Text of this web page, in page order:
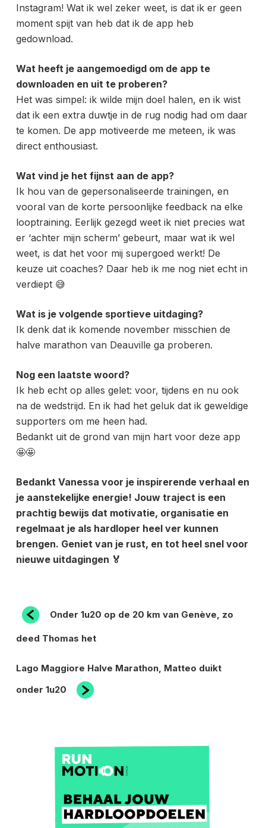
Instagram! Wat ik wel zeker weet, is dat ik er geen
moment spijt van heb dat ik de app heb
gedownload.
Wat heeft je aangemoedigd om de app te
downloaden en uit te proberen?
Het was simpel: ik wilde mijn doel halen, en ik wist
dat ik een extra duwtje in de rug nodig had om daar
te komen. De app motiveerde me meteen, ik was
direct enthousiast.
Wat vind je het fijnst aan de app?
Ik hou van de gepersonaliseerde trainingen, en
vooral van de korte persoonlijke feedback na elke
looptraining. Eerlijk gezegd weet ik niet precies wat
er ‘achter mijn scherm’ gebeurt, maar wat ik wel
weet, is dat het voor mij supergoed werkt! De
keuze uit coaches? Daar heb ik me nog niet echt in
verdiept 😅
Wat is je volgende sportieve uitdaging?
Ik denk dat ik komende november misschien de
halve marathon van Deauville ga proberen.
Nog een laatste woord?
Ik heb echt op alles gelet: voor, tijdens en nu ook
na de wedstrijd. En ik had het geluk dat ik geweldige
supporters om me heen had.
Bedankt uit de grond van mijn hart voor deze app
🤩🤩
Bedankt Vanessa voor je inspirerende verhaal en
je aanstekelijke energie! Jouw traject is een
prachtig bewijs dat motivatie, organisatie en
regelmaat je als hardloper heel ver kunnen
brengen. Geniet van je rust, en tot heel snel voor
nieuwe uitdagingen 🏅
BERICHT
NAVIGATIE
Vorig
bericht
Onder 1u20 op de 20 km van Genève, zo
deed Thomas het
Volgend
bericht
Lago Maggiore Halve Marathon, Matteo duikt
onder 1u20